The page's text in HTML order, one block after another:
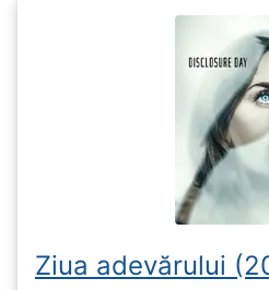
Ziua adevărului